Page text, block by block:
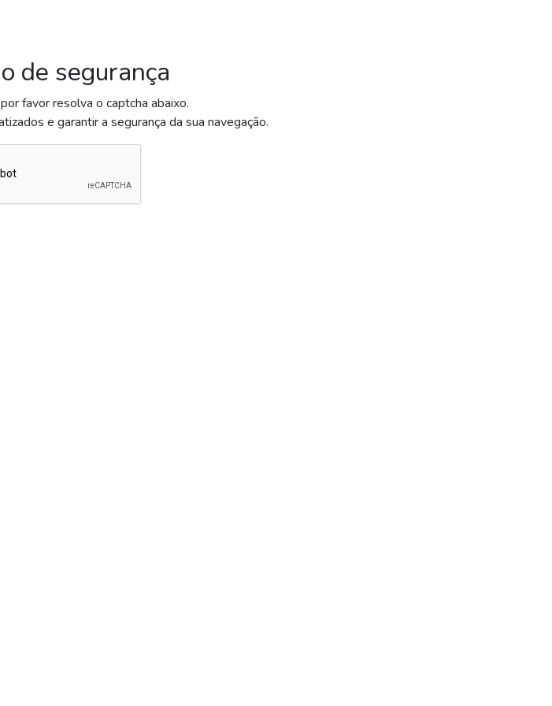
de segurança
favor resolva o captcha abaixo.
e garantir a segurança da sua navegação.